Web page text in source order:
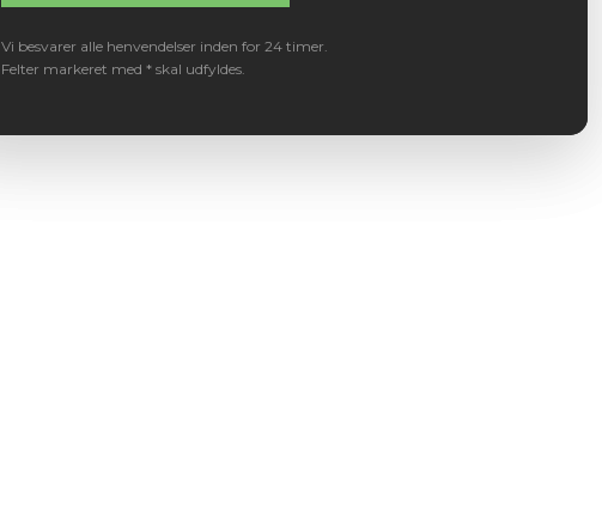
Vi besvarer alle henvendelser inden for 24 timer.
Felter markeret med * skal udfyldes.​